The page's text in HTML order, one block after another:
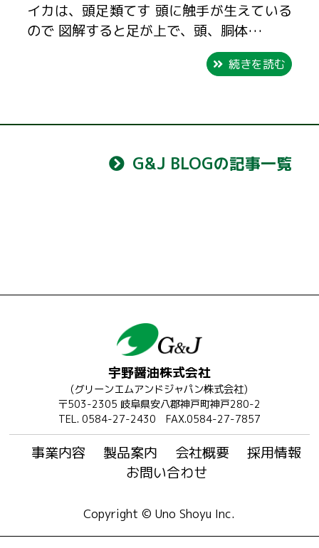
イカは、頭足類てす 頭に触手が生えている
ので 図解すると足が上で、頭、胴体…
続きを読む
G&J BLOGの記事一覧
宇野醤油株式会社
(グリーンエムアンドジャパン株式会社)
〒503-2305 岐阜県安八郡神戸町神戸280-2
TEL. 0584-27-2430 FAX.0584-27-7857
事業内容 製品案内 会社概要
採用情報
お問い合わせ
Copyright © Uno Shoyu Inc.